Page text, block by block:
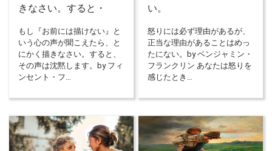
きなさい。すると・
もし『お前には描けない』と
いう心の声が聞こえたら、と
にかく描きなさい。すると、
その声は沈黙します。by フィ
ンセント・フ…
い。
怒りには必ず理由があるが、
正当な理由があることはめっ
たにない。by ベンジャミン・
フランクリン あなたは怒りを
感じたとき…